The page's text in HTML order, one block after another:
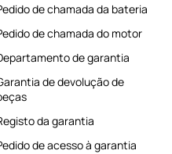
de chamada da bateria
de chamada do motor
de garantia
de devolução de
da garantia
de acesso à garantia